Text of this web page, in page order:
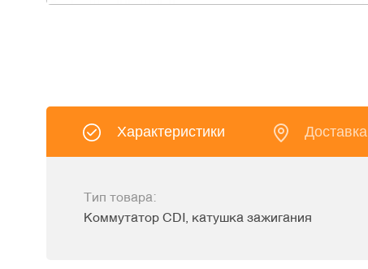
Характеристики Доставка
Тип товара:
Коммутатор CDI, катушка зажигания